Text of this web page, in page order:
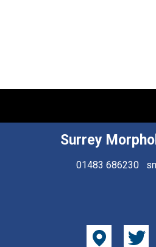
Surrey
01483 686230